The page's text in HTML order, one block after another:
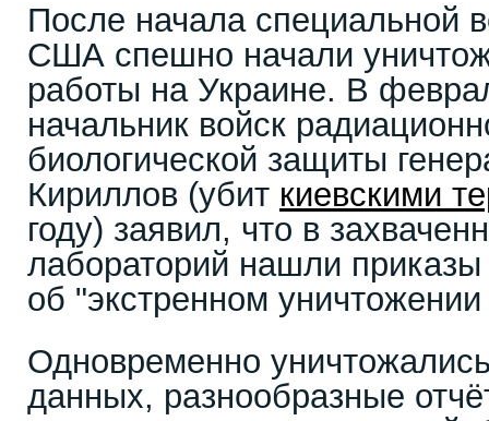
После начала специальной
США спешно начали
работы на Украине. В
начальник войск
биологической защиты
Кириллов (убит киевскими
году) заявил, что в
лабораторий нашли
об "экстренном уничтожении
Одновременно
данных, разнообразные